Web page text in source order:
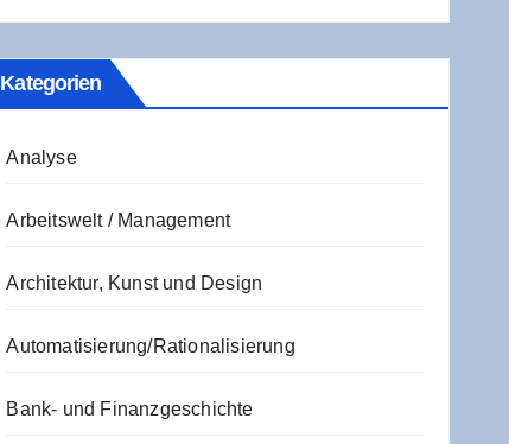
Kate­go­rien
Analyse
Arbeitswelt / Management
Architektur, Kunst und Design
Automatisierung/Rationalisierung
Bank- und Finanzgeschichte